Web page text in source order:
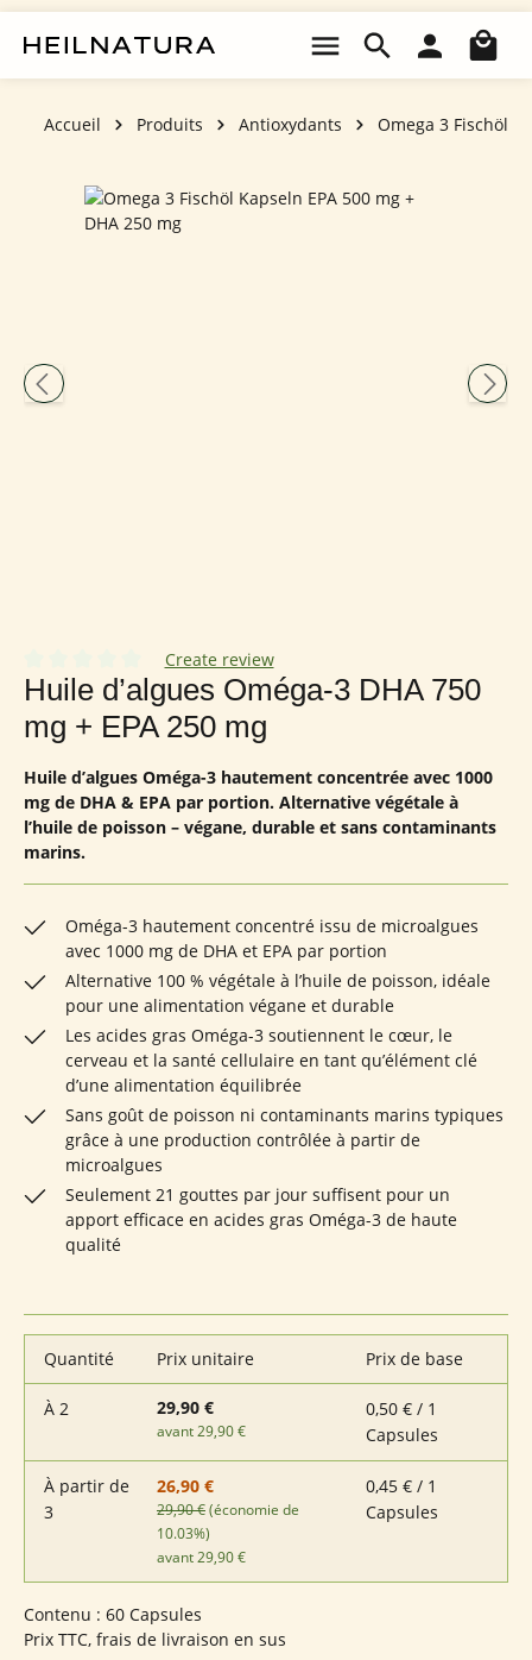
Accueil Produits Antioxydants Omega 3 Fischöl
Ignorer la galerie d'images
Note moyenne de 0 sur 5 étoiles
Create review
Huile d’algues Oméga-3 DHA 750
mg + EPA 250 mg
Huile d’algues Oméga-3 hautement concentrée avec 1000
mg de DHA & EPA par portion. Alternative végétale à
l’huile de poisson – végane, durable et sans contaminants
marins.
Oméga-3 hautement concentré issu de microalgues
avec 1000 mg de DHA et EPA par portion
Alternative 100 % végétale à l’huile de poisson, idéale
pour une alimentation végane et durable
Les acides gras Oméga-3 soutiennent le cœur, le
cerveau et la santé cellulaire en tant qu’élément clé
d’une alimentation équilibrée
Sans goût de poisson ni contaminants marins typiques
grâce à une production contrôlée à partir de
microalgues
Seulement 21 gouttes par jour suffisent pour un
apport efficace en acides gras Oméga-3 de haute
qualité
Quantité Prix unitaire Prix de base
À 2 29,90 €
avant 29,90 €
0,50 € / 1
Capsules
À partir de
3
26,90 €
29,90 €(économie de
10.03%)
avant 29,90 €
0,45 € / 1
Capsules
Contenu : 60 Capsules
Prix TTC, frais de livraison en sus